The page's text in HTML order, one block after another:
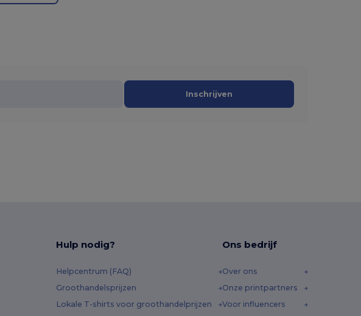
Inschrijven
Hulp nodig?
Helpcentrum (FAQ)
Groothandelsprijzen
Lokale T-shirts voor groothandelprijzen
Ons bedrijf
Over ons
Onze printpartners
Voor influencers